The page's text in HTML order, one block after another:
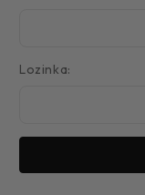
Lozinka: